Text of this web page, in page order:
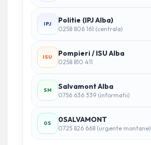
IPJ Politie (IPJ Alba)
0258 806 161 (centrala)
ISU Pompieri / ISU Alba
0258 810 411
SM Salvamont Alba
0756 636 339 (informatii)
0S 0SALVAMONT
0725 826 668 (urgente montane)